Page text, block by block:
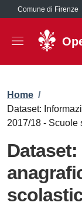
Salta al contenuto
Comune di Firenze
Briciole
Home /
Dataset:
2017/18 - Scuole